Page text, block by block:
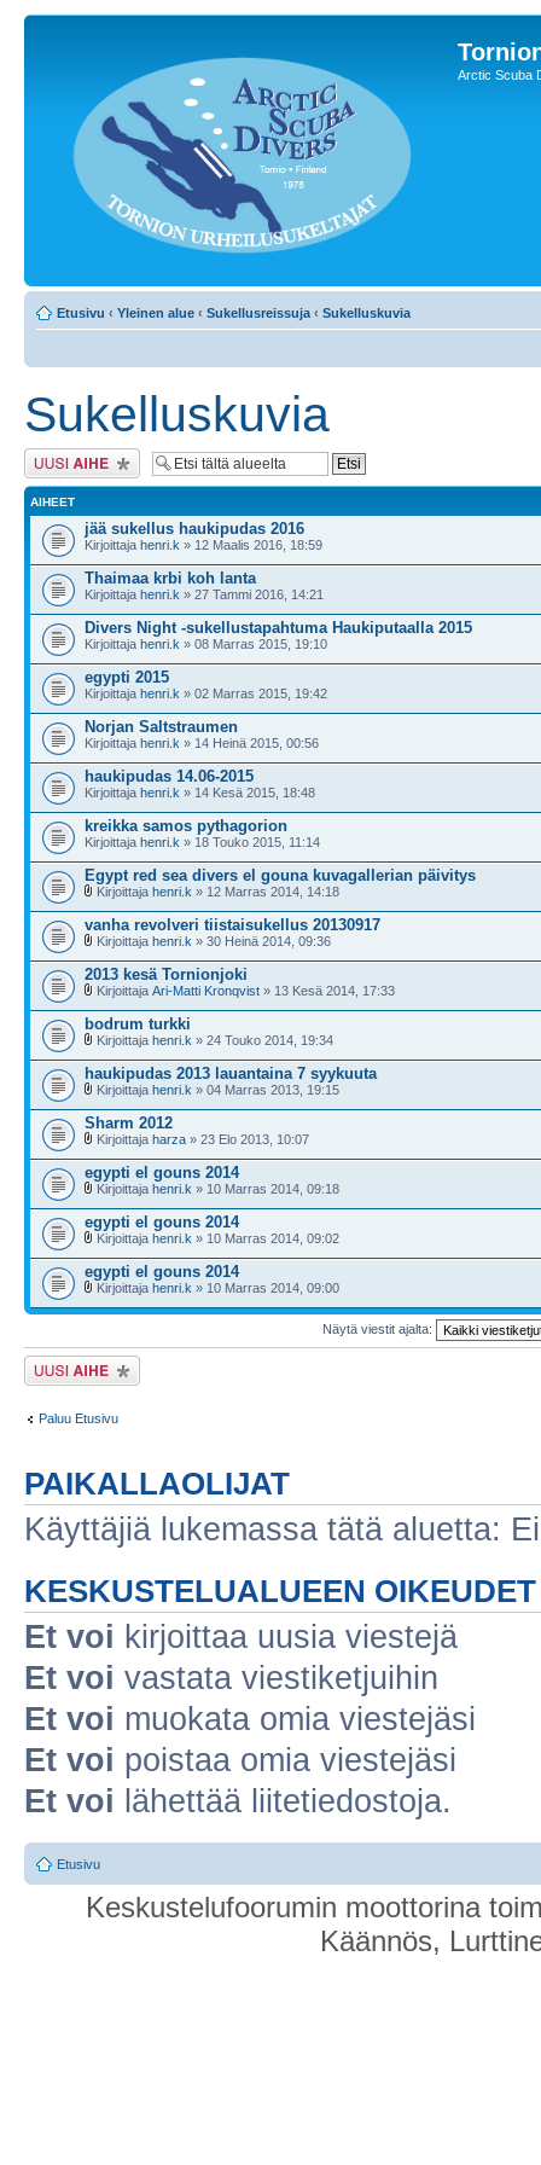
Arctic Scuba
Etusivu ‹ Yleinen alue ‹ Sukellusreissuja ‹ Sukelluskuvia
Sukelluskuvia
Lähetä uusi viesti
AIHEET
jää sukellus haukipudas 2016
Kirjoittaja henri.k » 12 Maalis 2016, 18:59
Thaimaa krbi koh lanta
Kirjoittaja henri.k » 27 Tammi 2016, 14:21
Divers Night -sukellustapahtuma Haukiputaalla 2015
Kirjoittaja henri.k » 08 Marras 2015, 19:10
egypti 2015
Kirjoittaja henri.k » 02 Marras 2015, 19:42
Norjan Saltstraumen
Kirjoittaja henri.k » 14 Heinä 2015, 00:56
haukipudas 14.06-2015
Kirjoittaja henri.k » 14 Kesä 2015, 18:48
kreikka samos pythagorion
Kirjoittaja henri.k » 18 Touko 2015, 11:14
Egypt red sea divers el gouna kuvagallerian päivitys
Kirjoittaja henri.k » 12 Marras 2014, 14:18
vanha revolveri tiistaisukellus 20130917
Kirjoittaja henri.k » 30 Heinä 2014, 09:36
2013 kesä Tornionjoki
Kirjoittaja Ari-Matti Kronqvist » 13 Kesä 2014, 17:33
bodrum turkki
Kirjoittaja henri.k » 24 Touko 2014, 19:34
haukipudas 2013 lauantaina 7 syykuuta
Kirjoittaja henri.k » 04 Marras 2013, 19:15
Sharm 2012
Kirjoittaja harza » 23 Elo 2013, 10:07
egypti el gouns 2014
Kirjoittaja henri.k » 10 Marras 2014, 09:18
egypti el gouns 2014
Kirjoittaja henri.k » 10 Marras 2014, 09:02
egypti el gouns 2014
Kirjoittaja henri.k » 10 Marras 2014, 09:00
Näytä viestit ajalta:
Lähetä uusi viesti
Paluu Etusivu
PAIKALLAOLIJAT
Käyttäjiä lukemassa tätä aluetta:
KESKUSTELUALUEEN OIKEUDET
Et voi kirjoittaa uusia viestejä
Et voi vastata viestiketjuihin
Et voi muokata omia viestejäsi
Et voi poistaa omia viestejäsi
Et voi lähettää liitetiedostoja.
Etusivu
Keskustelufoorumin moottorina
Käännös,